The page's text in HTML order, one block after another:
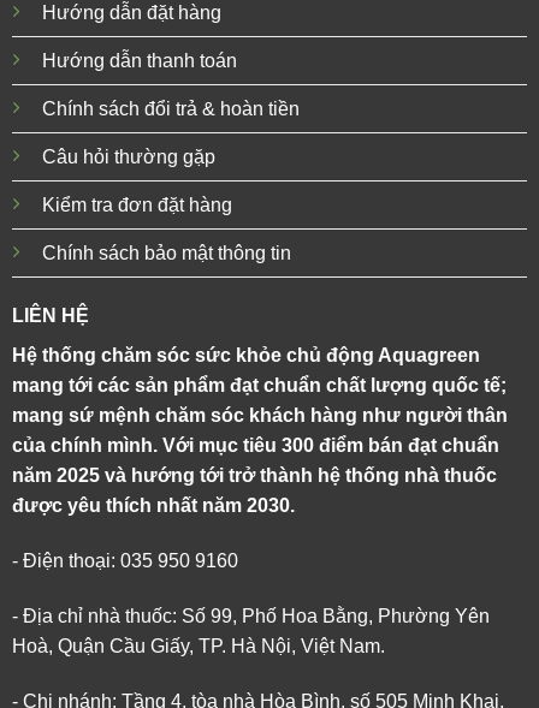
Hướng dẫn đặt hàng
Hướng dẫn thanh toán
Chính sách đổi trả & hoàn tiền
Câu hỏi thường gặp
Kiểm tra đơn đặt hàng
Chính sách bảo mật thông tin
LIÊN HỆ
Hệ thống chăm sóc sức khỏe chủ động Aquagreen
mang tới các sản phẩm đạt chuẩn chất lượng quốc tế;
mang sứ mệnh chăm sóc khách hàng như người thân
của chính mình. Với mục tiêu 300 điểm bán đạt chuẩn
năm 2025 và hướng tới trở thành hệ thống nhà thuốc
được yêu thích nhất năm 2030.
- Điện thoại: 035 950 9160
- Địa chỉ nhà thuốc: Số 99, Phố Hoa Bằng, Phường Yên
Hoà, Quận Cầu Giấy, TP. Hà Nội, Việt Nam.
- Chi nhánh: Tầng 4, tòa nhà Hòa Bình, số 505 Minh Khai,